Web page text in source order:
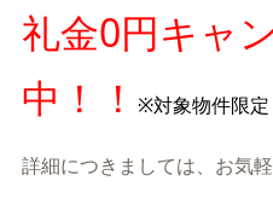
礼金0円キャ
中！！
※対象物件限定
詳細につきましては、お気